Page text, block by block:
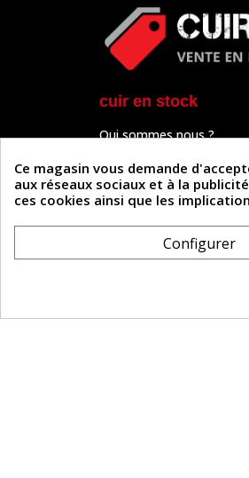
cuir en stock
Qui sommes nous ?
Paiement sécurisé
Un problème de
Frais de livraison
Formulaire de
Ce magasin vous demande
aux réseaux sociaux et à la
ces cookies ainsi que les
Configurer